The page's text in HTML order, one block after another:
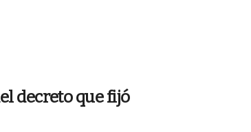
decreto que fijó